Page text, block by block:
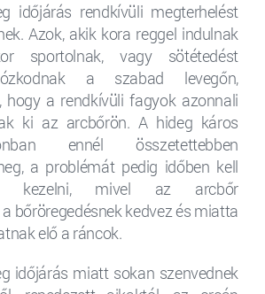
időjárás rendkívüli megterhelést
Azok, akik kora reggel indulnak
sportolnak, vagy sötétedést
a szabad levegőn,
hogy a rendkívüli fagyok azonnali
ki az arcbőrön. A hideg káros
ennél összetettebben
a problémát pedig időben kell
kezelni, mivel az arcbőr
bőröregedésnek kedvez és miatta
elő a ráncok.
időjárás miatt sokan szenvednek